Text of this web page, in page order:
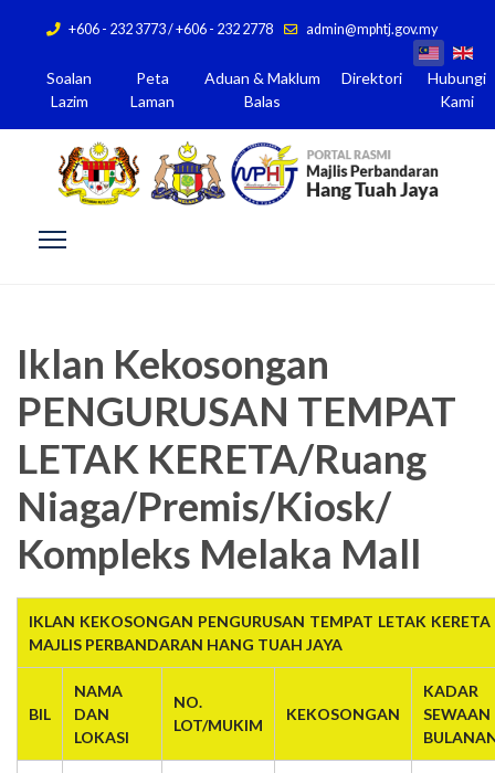
+606 - 232 3773 / +606 - 232 2778 admin@mphtj.gov.my
Soalan
Lazim
Peta
Laman
Aduan & Maklum
Balas
Direktori
Hubungi
Kami
Iklan Kekosongan
PENGURUSAN TEMPAT
LETAK KERETA/Ruang
Niaga/Premis/Kiosk/
Kompleks Melaka Mall
IKLAN KEKOSONGAN PENGURUSAN TEMPAT LETAK
MAJLIS PERBANDARAN HANG TUAH JAYA
BIL
NAMA
DAN
LOKASI
NO.
LOT/MUKIM
KEKOSONGAN
KADAR
SEWAAN